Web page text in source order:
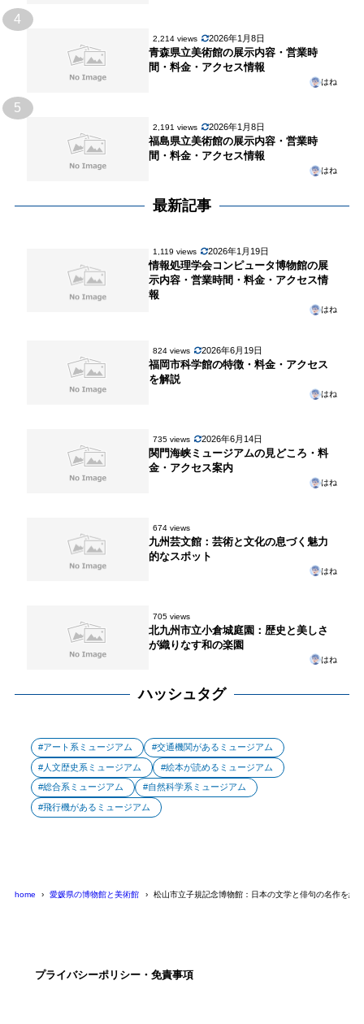
4
2,214 views 2026年1月8日
青森県立美術館の展示内容・営業時
間・料金・アクセス情報
はね
5
2,191 views 2026年1月8日
福島県立美術館の展示内容・営業時
間・料金・アクセス情報
はね
最新記事
1,119 views 2026年1月19日
情報処理学会コンピュータ博物館の展
示内容・営業時間・料金・アクセス情
報
はね
824 views 2026年6月19日
福岡市科学館の特徴・料金・アクセス
を解説
はね
735 views 2026年6月14日
関門海峡ミュージアムの見どころ・料
金・アクセス案内
はね
674 views
九州芸文館：芸術と文化の息づく魅力
的なスポット
はね
705 views
北九州市立小倉城庭園：歴史と美しさ
が織りなす和の楽園
はね
ハッシュタグ
アート系ミュージアム 交通機関があるミュージアム
人文歴史系ミュージアム 絵本が読めるミュージアム
総合系ミュージアム 自然科学系ミュージアム
飛行機があるミュージアム
home 愛媛県の博物館と美術館 松山市立子規記念博物館：日本の文学と俳句の名作を紹介
プライバシーポリシー・免責事項